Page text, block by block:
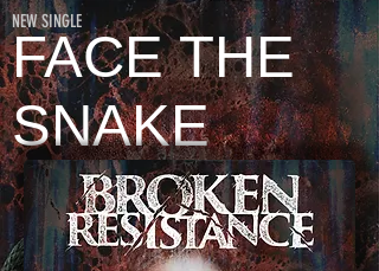
NEW SINGLE
FACE THE
SNAKE